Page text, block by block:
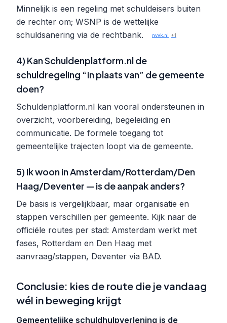
Minnelijk is een regeling met schuldeisers buiten
de rechter om; WSNP is de wettelijke
schuldsanering via de rechtbank.
nvvk.nl +1
4) Kan Schuldenplatform.nl de
schuldregeling “in plaats van” de gemeente
doen?
Schuldenplatform.nl kan vooral ondersteunen in
overzicht, voorbereiding, begeleiding en
communicatie. De formele toegang tot
gemeentelijke trajecten loopt via de gemeente.
5) Ik woon in Amsterdam/Rotterdam/Den
Haag/Deventer — is de aanpak anders?
De basis is vergelijkbaar, maar organisatie en
stappen verschillen per gemeente. Kijk naar de
officiële routes per stad: Amsterdam werkt met
fases, Rotterdam en Den Haag met
aanvraag/stappen, Deventer via BAD.
Conclusie: kies de route die je vandaag
wél in beweging krijgt
Gemeentelijke schuldhulpverlening is de